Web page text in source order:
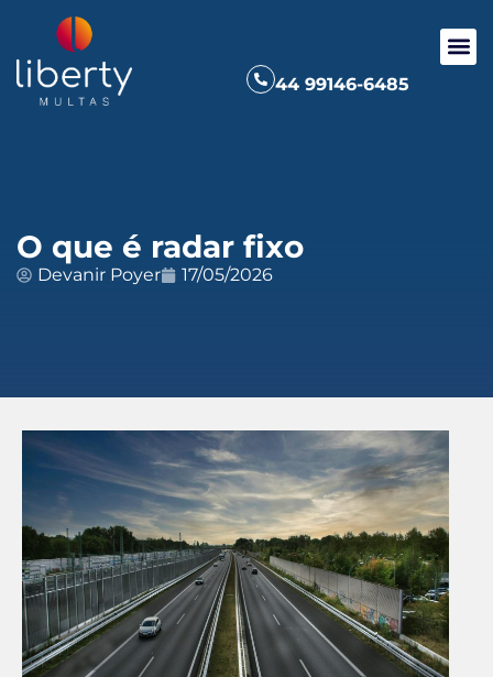
44 99146-6485
O que é radar fixo
Devanir Poyer 17/05/2026